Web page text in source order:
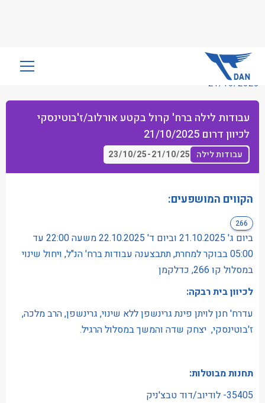
שִׂים
בְּאֲתָר
זֶה
מֻפְעֶלֶת
מַעֲרֶכֶת
נָגִישׁ
בִּקְלִיק
לִנְגִישׁוּת
הָאֲתָר.
21/10/2025
עבודות לילה ברח' קרול בקטע אורלוב/ז'בוטינסקי
לכיוון דרום 21/10/2025
עבודות לילה 21/10/25
-
23/10/25
הקווים המושפעים:
266
ביום ג' 21.10.2025 וביום ד' 22.10.2025 משעה 22:00 עד
05:00 בבוקר למחרת, תתבצענה עבודות ברח' הנ"ל, ויחול שינוי
במסלול קו 266, כדלקמן
לכיוון בית רבקה:
עדרח' חנן לויתן פינת גרינשפן ללא שינוי, גרינשפן, הרב מלכה,
ז'בוטינסקי, יצחק שדה והמשך במסלול הרגיל.
תחנות מבוטלות:
35405- לודיוב/דוד טבצ'ניק